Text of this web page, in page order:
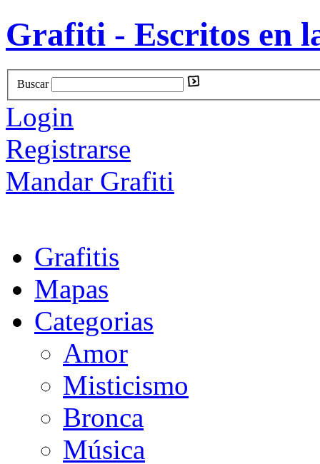
Grafiti - Escritos en
Buscar
Login
Registrarse
Mandar Grafiti
Grafitis
Mapas
Categorias
Amor
Misticismo
Bronca
Música